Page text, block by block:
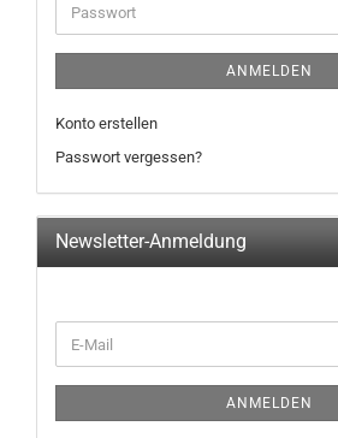
Passwort
ANMELDEN
Konto erstellen
Passwort vergessen?
Newsletter-Anmeldung
ZUR
E-
Mail
ANMELDEN